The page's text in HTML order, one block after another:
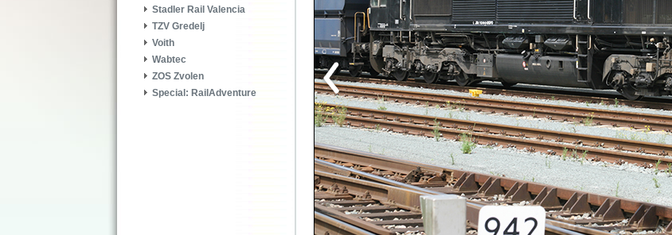
Stadler Rail Valencia
TZV Gredelj
Voith
Wabtec
ZOS Zvolen
Special: RailAdventure